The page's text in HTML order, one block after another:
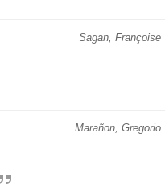
Sagan, Françoise
Marañon, Gregorio